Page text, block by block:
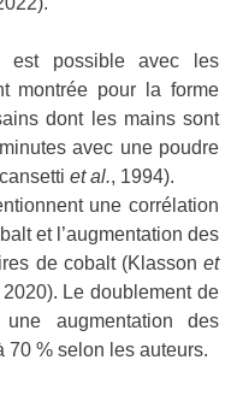
est possible avec les
montrée pour la forme
dont les mains sont
avec une poudre
et al., 1994).
une corrélation
et l’augmentation des
de cobalt (Klasson et
2020). Le doublement de
une augmentation des
70 % selon les auteurs.